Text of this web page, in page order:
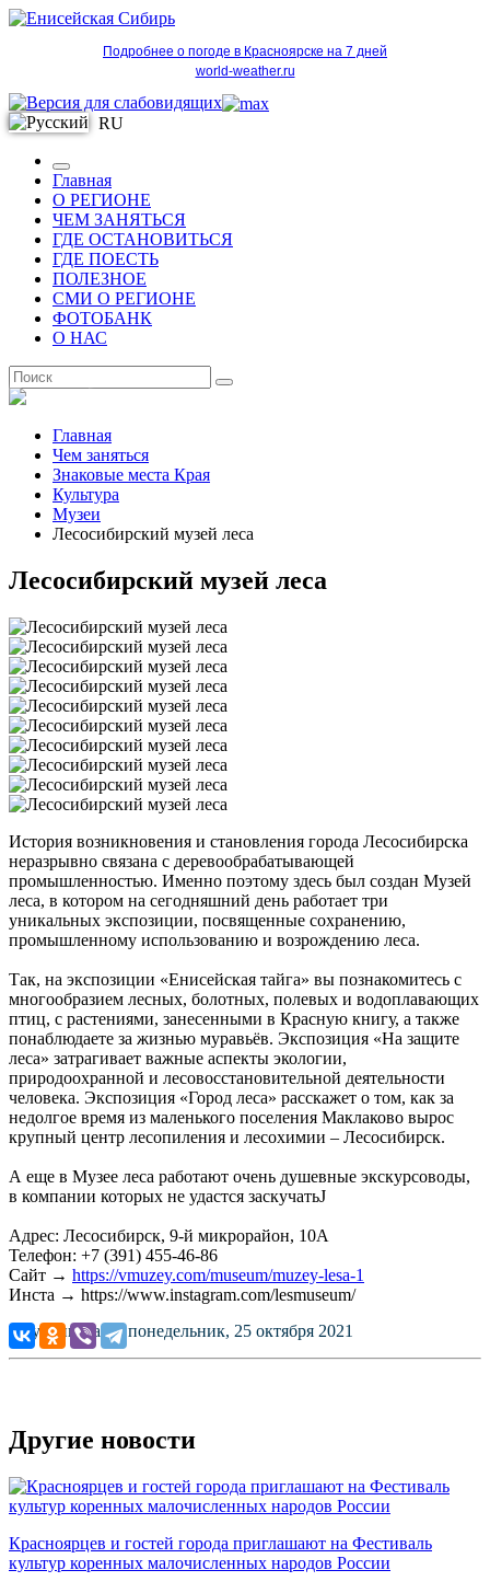
Подробнее о погоде в Красноярске на 7 дней
world-weather.ru
RU
Главная
О РЕГИОНЕ
ЧЕМ ЗАНЯТЬСЯ
ГДЕ ОСТАНОВИТЬСЯ
ГДЕ ПОЕСТЬ
ПОЛЕЗНОЕ
СМИ О РЕГИОНЕ
ФОТОБАНК
О НАС
Главная
Чем заняться
Знаковые места Края
Культура
Музеи
Лесосибирский музей леса
Лесосибирский музей леса
История возникновения и становления города Лесосибирска
неразрывно связана с деревообрабатывающей
промышленностью. Именно поэтому здесь был создан Музей
леса, в котором на сегодняшний день работает три
уникальных экспозиции, посвященные сохранению,
промышленному использованию и возрождению леса.
Так, на экспозиции «Енисейская тайга» вы познакомитесь с
многообразием лесных, болотных, полевых и водоплавающих
птиц, с растениями, занесенными в Красную книгу, а также
понаблюдаете за жизнью муравьёв. Экспозиция «На защите
леса» затрагивает важные аспекты экологии,
природоохранной и лесовосстановительной деятельности
человека. Экспозиция «Город леса» расскажет о том, как за
недолгое время из маленького поселения Маклаково вырос
крупный центр лесопиления и лесохимии – Лесосибирск.
А еще в Музее леса работают очень душевные экскурсоводы,
в компании которых не удастся заскучатьJ
Адрес: Лесосибирск, 9-й микрорайон, 10А
Телефон: +7 (391) 455-46-86
Сайт → https://vmuzey.com/museum/muzey-lesa-1
Инста → https://www.instagram.com/lesmuseum/
Опубликовано: понедельник, 25 октября 2021
Другие новости
Красноярцев и гостей города приглашают на Фестиваль
культур коренных малочисленных народов России